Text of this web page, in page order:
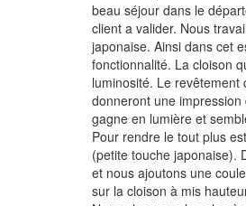
beau séjour dans le
client a valider. Nous
japonaise. Ainsi dans cet
fonctionnalité. La cloison
luminosité. Le
donneront une
gagne en lumière et
Pour rendre le tout plus
(petite touche japonaise).
et nous ajoutons une
sur la cloison à mis